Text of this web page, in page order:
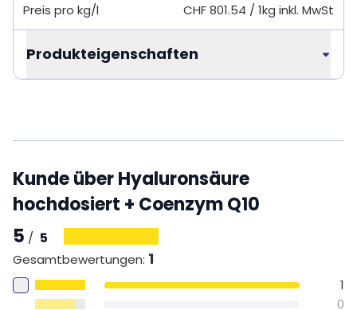
Preis pro kg/l CHF 801.54 / 1kg inkl. MwSt
Produkteigenschaften
Kunde über Hyaluronsäure
hochdosiert + Coenzym Q10
5 / 5
Gesamtbewertungen: 1
1
0